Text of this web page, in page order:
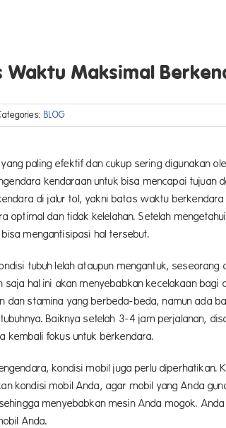
Maksimal
BLOG
paling efektif dan cukup sering digunakan
kendaraan untuk bisa mencapai tujuan
di jalur tol, yakni batas waktu
optimal dan tidak kelelahan. Setelah
mengantisipasi hal tersebut.
tubuh lelah ataupun mengantuk, seseorang
saja hal ini akan menyebabkan kecelakaan
dan stamina yang berbeda-beda, namun ada
Baiknya setelah 3-4 jam perjalanan,
kembali fokus untuk berkendara.
kondisi mobil juga perlu diperhatikan.
kondisi mobil Anda, agar mobil yang Anda
menyebabkan mesin Anda mogok.
Anda.